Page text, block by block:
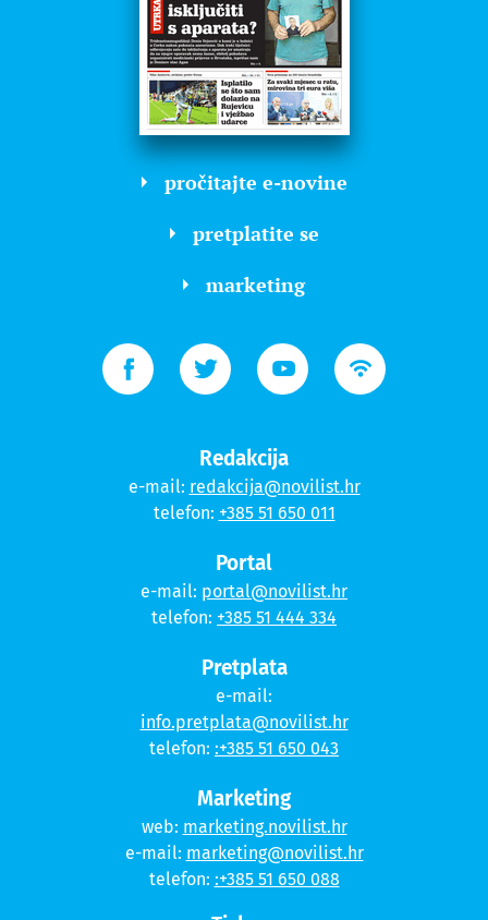
pročitajte e-novine
pretplatite se
marketing
Redakcija
e-mail: redakcija@novilist.hr
telefon: +385 51 650 011
Portal
e-mail: portal@novilist.hr
telefon: +385 51 444 334
Pretplata
e-mail:
info.pretplata@novilist.hr
telefon: :+385 51 650 043
Marketing
web: marketing.novilist.hr
e-mail: marketing@novilist.hr
telefon: :+385 51 650 088